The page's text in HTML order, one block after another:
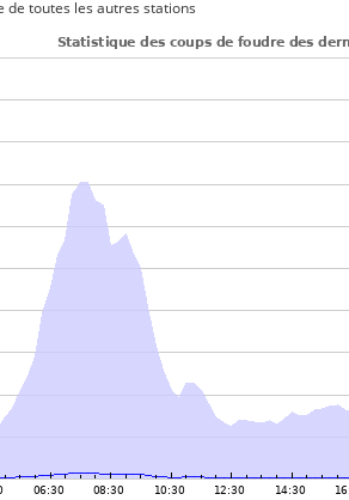
de toutes les autres stations